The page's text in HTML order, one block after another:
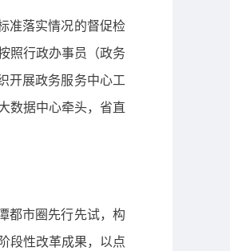
准落实情况的督促检
照行政办事员（政务
开展政务服务中心工
数据中心牵头，省直
都市圈先行先试，构
段性改革成果，以点